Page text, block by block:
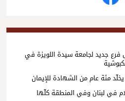
جديد لجامعة سيدة اللويزة في
مئة عام من الشهادة للإيمان
في لبنان وفي المنطقة كلّها